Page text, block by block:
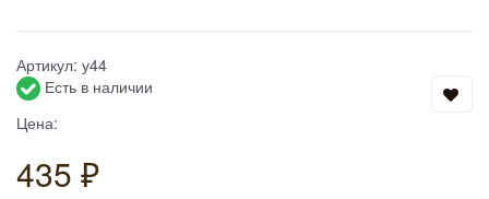
Артикул: у44
Есть в наличии
Цена:
435 ₽